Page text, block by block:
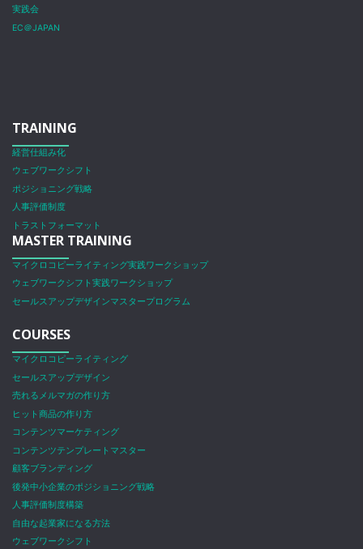
実践会
EC＠JAPAN
TRAINING
経営仕組み化
ウェブワークシフト
ポジショニング戦略
人事評価制度
トラストフォーマット
MASTER TRAINING
マイクロコピーライティング実践ワークショップ
ウェブワークシフト実践ワークショップ
セールスアップデザインマスタープログラム
COURSES
マイクロコピーライティング
セールスアップデザイン
売れるメルマガの作り方
ヒット商品の作り方
コンテンツマーケティング
コンテンツテンプレートマスター
顧客ブランディング
後発中小企業のポジショニング戦略
人事評価制度構築
自由な起業家になる方法
ウェブワークシフト